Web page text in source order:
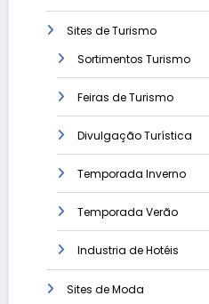
Sites de Turismo
Sortimentos Turismo
Feiras de Turismo
Divulgação Turística
Temporada Inverno
Temporada Verão
Industria de Hotéis
Sites de Moda